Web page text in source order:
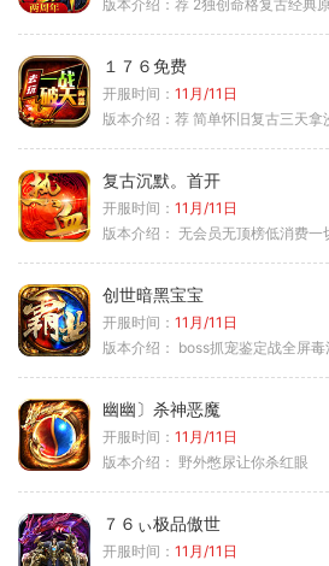
版本介绍： 荐 2独创命格复古经典
１７６免费
开服时间： 11月/11日
版本介绍： 荐 简单怀旧复古三天拿
复古沉默。首开
开服时间： 11月/11日
版本介绍： 无会员无顶榜低消费一
创世暗黑宝宝
开服时间： 11月/11日
版本介绍： boss抓宠鉴定战全屏毒法
幽幽〕杀神恶魔
开服时间： 11月/11日
版本介绍： 野外憋尿让你杀红眼
７６ぃ极品傲世
开服时间： 11月/11日